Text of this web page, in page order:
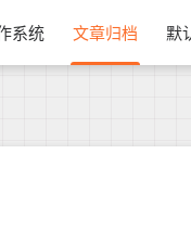
系统 文章归档 默